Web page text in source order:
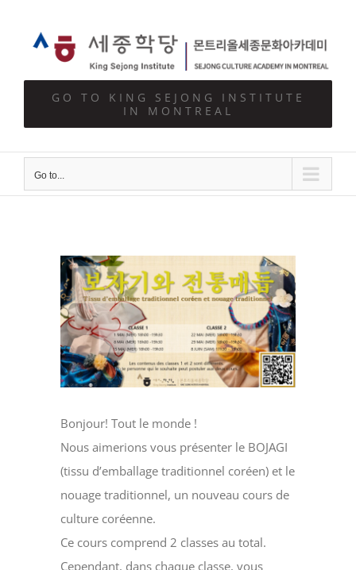
GO TO KING SEJONG INSTITUTE
IN MONTREAL
Go to...
Bonjour! Tout le monde !
Nous aimerions vous présenter le BOJAGI
(tissu d’emballage traditionnel coréen) et le
nouage traditionnel, un nouveau cours de
culture coréenne.
Ce cours comprend 2 classes au total.
Cependant, dans chaque classe, vous